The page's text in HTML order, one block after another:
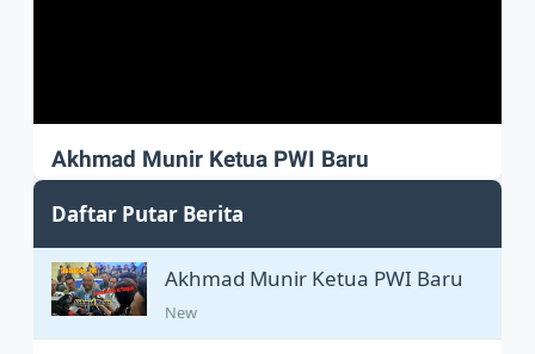
Akhmad Munir Ketua PWI Baru
Akhmad Munir sah Pimpin PWI Pusat
Daftar Putar Berita
Akhmad Munir Ketua PWI Baru
New